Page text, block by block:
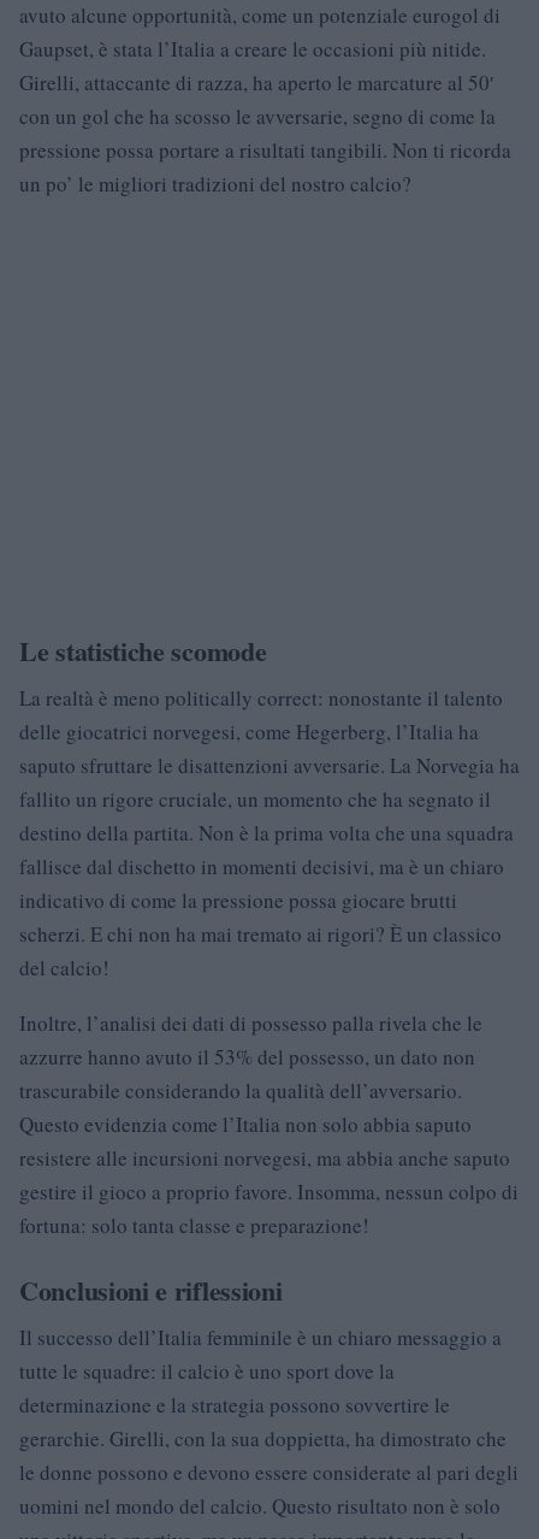
avuto alcune opportunità, come un potenziale eurogol di
Gaupset, è stata l’Italia a creare le occasioni più nitide.
Girelli, attaccante di razza, ha aperto le marcature al 50′
con un gol che ha scosso le avversarie, segno di come la
pressione possa portare a risultati tangibili. Non ti ricorda
un po’ le migliori tradizioni del nostro calcio?
Le statistiche scomode
La realtà è meno politically correct: nonostante il talento
delle giocatrici norvegesi, come Hegerberg, l’Italia ha
saputo sfruttare le disattenzioni avversarie. La Norvegia ha
fallito un rigore cruciale, un momento che ha segnato il
destino della partita. Non è la prima volta che una squadra
fallisce dal dischetto in momenti decisivi, ma è un chiaro
indicativo di come la pressione possa giocare brutti
scherzi. E chi non ha mai tremato ai rigori? È un classico
del calcio!
Inoltre, l’analisi dei dati di possesso palla rivela che le
azzurre hanno avuto il 53% del possesso, un dato non
trascurabile considerando la qualità dell’avversario.
Questo evidenzia come l’Italia non solo abbia saputo
resistere alle incursioni norvegesi, ma abbia anche saputo
gestire il gioco a proprio favore. Insomma, nessun colpo di
fortuna: solo tanta classe e preparazione!
Conclusioni e riflessioni
Il successo dell’Italia femminile è un chiaro messaggio a
tutte le squadre: il calcio è uno sport dove la
determinazione e la strategia possono sovvertire le
gerarchie. Girelli, con la sua doppietta, ha dimostrato che
le donne possono e devono essere considerate al pari degli
uomini nel mondo del calcio. Questo risultato non è solo